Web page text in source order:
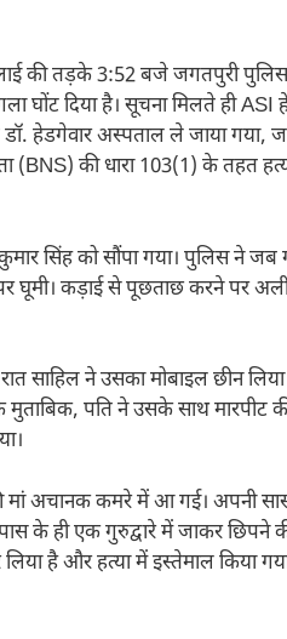
की तड़के 3:52 बजे जगतपुरी पुलिस
घोंट दिया है। सूचना मिलते ही ASI
हेडगेवार अस्पताल ले जाया गया,
(BNS) की धारा 103(1) के तहत
सिंह को सौंपा गया। पुलिस ने जब
घूमी। कड़ाई से पूछताछ करने पर
साहिल ने उसका मोबाइल छीन
मुताबिक, पति ने उसके साथ
मां अचानक कमरे में आ गई। अपनी
के ही एक गुरुद्वारे में जाकर छिपने
है और हत्या में इस्तेमाल किया